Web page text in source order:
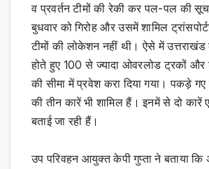
व प्रवर्तन टीमों की रेकी कर पल-पल की
बुधवार को गिरोह और उसमें शामिल
टीमों की लोकेशन नहीं थी। ऐसे में उत्तराखंड
होते हुए 100 से ज्यादा ओवरलोड ट्रकों और
की सीमा में प्रवेश करा दिया गया। पकड़े गए
की तीन कारें भी शामिल हैं। इनमें से दो कारें
बताई जा रही हैं।
उप परिवहन आयुक्त केपी गुप्ता ने बताया